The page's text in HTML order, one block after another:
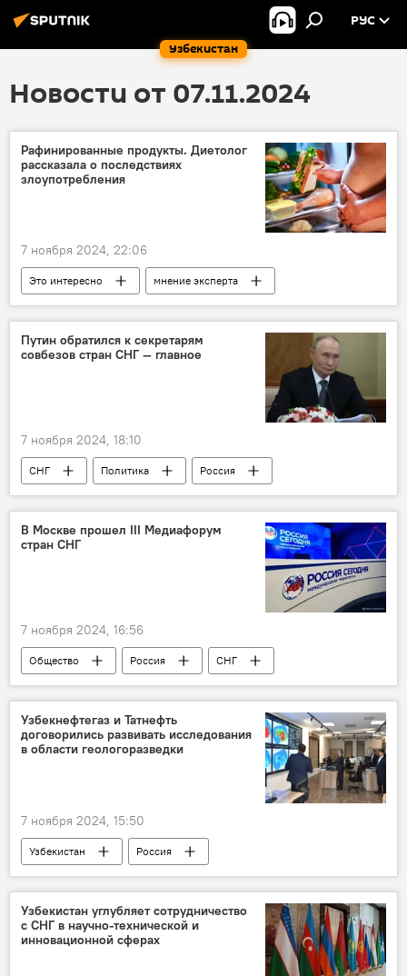
Узбекистан
РУС
Новости от 07.11.2024
Рафинированные продукты. Диетолог
рассказала о последствиях
злоупотребления
7 ноября 2024, 22:06
Это интересно
мнение эксперта
здоровье
продукты
клетчатка
ожирение
сахар
Путин обратился к секретарям
совбезов стран СНГ — главное
7 ноября 2024, 18:10
СНГ Политика
Россия
оборона
президент РФ
Владимир Путин
В Москве прошел III Медиафорум
стран СНГ
7 ноября 2024, 16:56
Общество Россия
СНГ
СМИ
форум
МИА "Россия Сегодня"
Узбекнефтегаз и Татнефть
договорились развивать исследования
в области геологоразведки
7 ноября 2024, 15:50
Узбекистан
Россия
геологоразведка
сотрудничество
Узбекнефтегаз
Узбекистан углубляет сотрудничество
с СНГ в научно-технической и
инновационной сферах